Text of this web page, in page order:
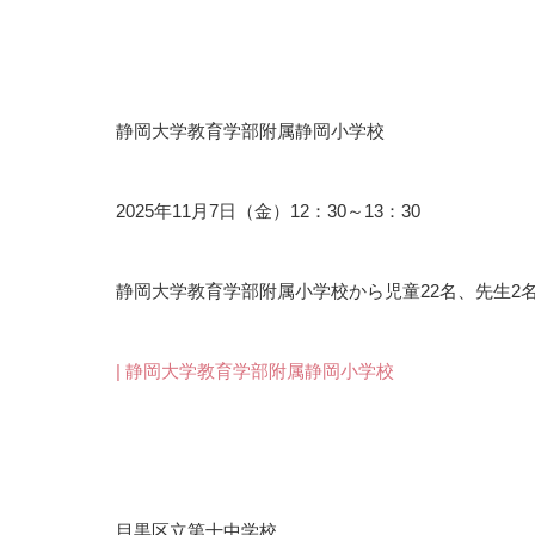
静岡大学教育学部附属静岡小学校
2025年11月7日（金）12：30～13：30
静岡大学教育学部附属小学校から児童22名、先生2
| 静岡大学教育学部附属静岡小学校
目黒区立第十中学校